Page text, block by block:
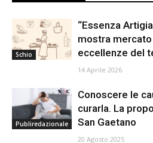
Schio
“Essenza
mostra
eccellenze del
14 Aprile 2026
Publiredazionale
Conoscere le
curarla. La
San Gaetano
20 Agosto 2025